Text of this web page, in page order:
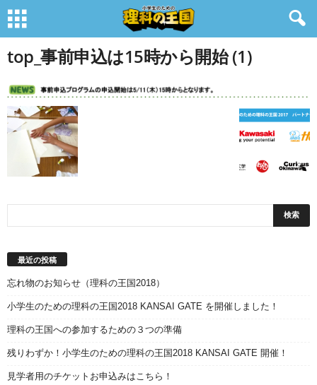
top_事前申込は15時から開始 (1)
最近の投稿
忘れ物のお知らせ（理科の王国2018）
小学生のための理科の王国2018 KANSAI GATE を開催しました！
理科の王国への参加するための３つの準備
残りわずか！小学生のための理科の王国2018 KANSAI GATE 開催！
見学者用のチケットお申込みはこちら！